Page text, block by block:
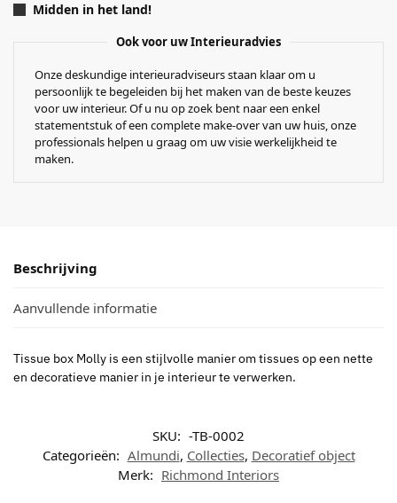
Midden in het land!
Ook voor uw Interieuradvies
Onze deskundige interieuradviseurs staan klaar om u
persoonlijk te begeleiden bij het maken van de beste keuzes
voor uw interieur. Of u nu op zoek bent naar een enkel
statementstuk of een complete make-over van uw huis, onze
professionals helpen u graag om uw visie werkelijkheid te
maken.
Beschrijving
Aanvullende informatie
Tissue box Molly is een stijlvolle manier om tissues op een nette
en decoratieve manier in je interieur te verwerken.
SKU: -TB-0002
Categorieën: Almundi, Collecties, Decoratief object
Merk: Richmond Interiors